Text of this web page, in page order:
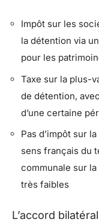
Impôt sur les
la détention via
pour les
Taxe sur la plus-
de détention,
d’une certaine
Pas d’impôt sur
sens français du
communale sur
très faibles
L’accord